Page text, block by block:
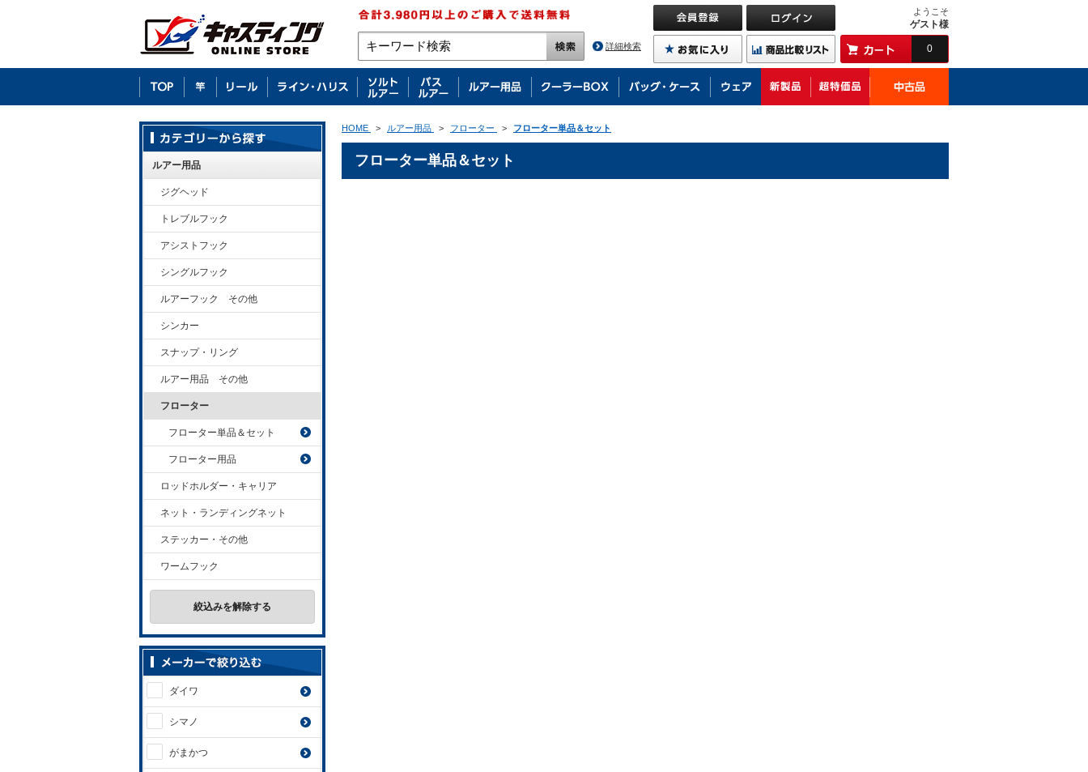
詳細検索
ようこそ
ゲスト様
0
HOME > ルアー用品 > フローター > フローター単品＆セット
フローター単品＆セット
ルアー用品
ジグヘッド
トレブルフック
アシストフック
シングルフック
ルアーフック その他
シンカー
スナップ・リング
ルアー用品 その他
フローター
フローター単品＆セット
フローター用品
ロッドホルダー・キャリア
ネット・ランディングネット
ステッカー・その他
ワームフック
絞込みを解除する
ダイワ
シマノ
がまかつ